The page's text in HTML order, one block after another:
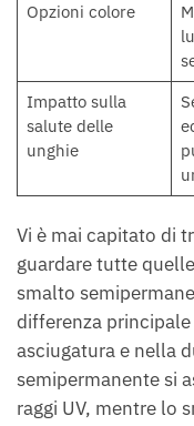
Opzioni colore
Impatto sulla
salute delle
unghie
Vi è mai capitato di
guardare tutte
smalto
differenza
asciugatura e nella
semipermanente si
raggi UV, mentre lo